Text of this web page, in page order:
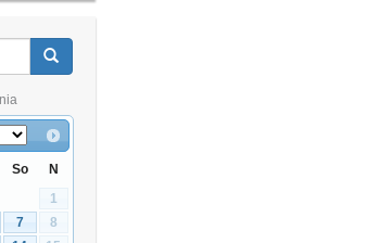
So
N
1
7
8